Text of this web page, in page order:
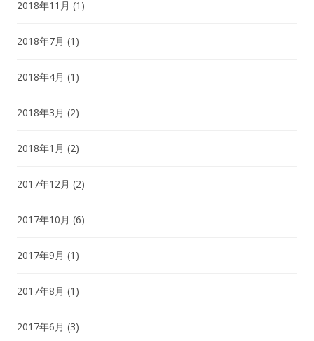
2018年11月 (1)
2018年7月 (1)
2018年4月 (1)
2018年3月 (2)
2018年1月 (2)
2017年12月 (2)
2017年10月 (6)
2017年9月 (1)
2017年8月 (1)
2017年6月 (3)